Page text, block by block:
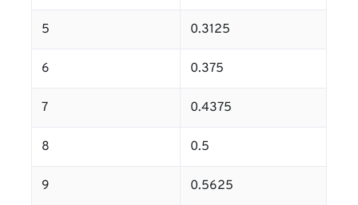
5 0.3125
6 0.375
7 0.4375
8 0.5
9 0.5625